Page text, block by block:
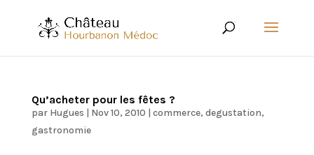
Qu’acheter pour les fêtes ?
par Hugues | Nov 10, 2010 | commerce, degustation,
gastronomie